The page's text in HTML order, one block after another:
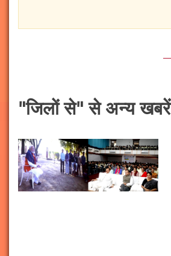
"जिलों से" से अन्य खबरें